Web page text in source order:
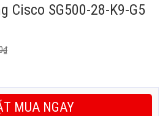
Cisco SG500-28-K9-G5
₫Giá
15,790,000₫.
Giá
là:
13,600,000₫.
MUA NGAY